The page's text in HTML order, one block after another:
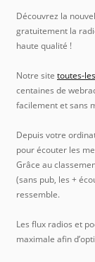
Découvrez la
gratuitement la
haute qualité !
Notre site toutes-
centaines de
facilement et sans
Depuis votre
pour écouter les
Grâce au
(sans pub, les +
ressemble.
Les flux radios et
maximale afin